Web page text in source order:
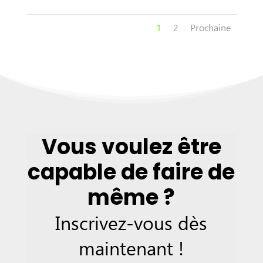
1 2 Prochaine
Vous voulez être
capable de faire de
même ?
Inscrivez-vous dès
maintenant !